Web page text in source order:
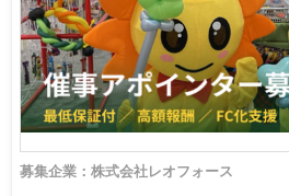
募集企業：株式会社レオフォース